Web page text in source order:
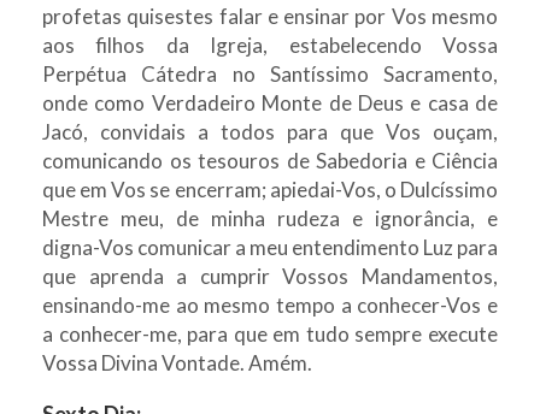
profetas quisestes falar e ensinar por Vos mesmo
aos filhos da Igreja, estabelecendo Vossa
Perpétua Cátedra no Santíssimo Sacramento,
onde como Verdadeiro Monte de Deus e casa de
Jacó, convidais a todos para que Vos ouçam,
comunicando os tesouros de Sabedoria e Ciência
que em Vos se encerram; apiedai-Vos, o Dulcíssimo
Mestre meu, de minha rudeza e ignorância, e
digna-Vos comunicar a meu entendimento Luz para
que aprenda a cumprir Vossos Mandamentos,
ensinando-me ao mesmo tempo a conhecer-Vos e
a conhecer-me, para que em tudo sempre execute
Vossa Divina Vontade. Amém.